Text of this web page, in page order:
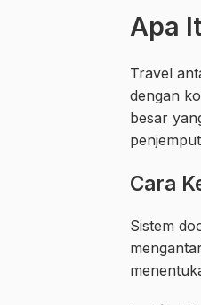
Apa
Travel
dengan
besar
Cara
Sistem